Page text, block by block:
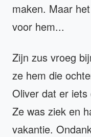
maken. Maar
voor hem...
Zijn zus vroeg
ze hem die
Oliver dat er
Ze was ziek en
vakantie.